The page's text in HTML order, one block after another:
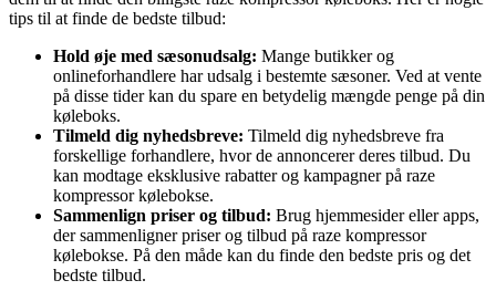
tips til at finde de bedste tilbud:
Hold øje med sæsonudsalg: Mange butikker og
onlineforhandlere har udsalg i bestemte sæsoner. Ved at vente
på disse tider kan du spare en betydelig mængde penge på din
køleboks.
Tilmeld dig nyhedsbreve: Tilmeld dig nyhedsbreve fra
forskellige forhandlere, hvor de annoncerer deres tilbud. Du
kan modtage eksklusive rabatter og kampagner på raze
kompressor kølebokse.
Sammenlign priser og tilbud: Brug hjemmesider eller apps,
der sammenligner priser og tilbud på raze kompressor
kølebokse. På den måde kan du finde den bedste pris og det
bedste tilbud.